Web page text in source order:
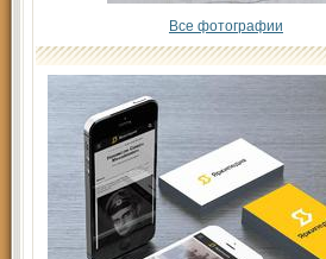
Все фотографии